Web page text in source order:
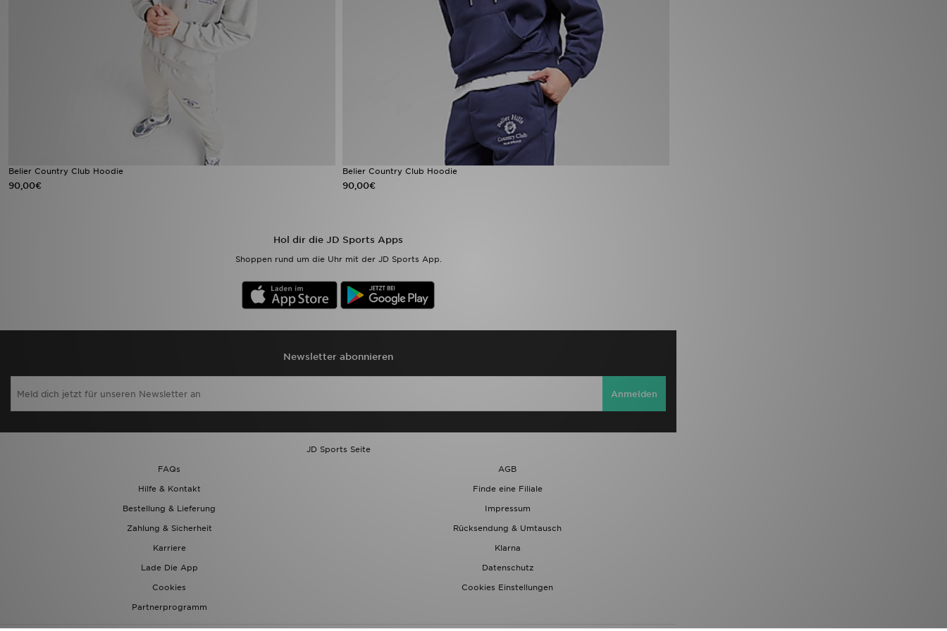
Belier Country Club Hoodie
90,00€
Belier Country Club Hoodie
90,00€
Hol dir die JD Sports Apps
Shoppen rund um die Uhr mit der JD Sports App.
Newsletter abonnieren
Anmelden
JD Sports Seite
FAQs
AGB
Hilfe & Kontakt
Finde eine Filiale
Bestellung & Lieferung
Impressum
Zahlung & Sicherheit
Rücksendung & Umtausch
Karriere
Klarna
Lade Die App
Datenschutz
Cookies
Cookies Einstellungen
Partnerprogramm
Meine Nachrichten